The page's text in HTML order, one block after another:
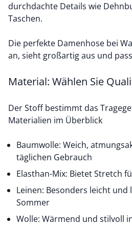
durchdachte Details wie
Taschen.
Die perfekte Damenhose bei
an, sieht großartig aus und
Material: Wählen Sie
Der Stoff bestimmt das
Materialien im Überblick
Baumwolle: Weich,
täglichen Gebrauch
Elasthan-Mix: Bietet Stretch
Leinen: Besonders leicht
Sommer
Wolle: Wärmend und stilvoll